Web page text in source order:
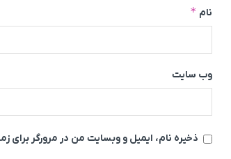
نام *
وب‌ سایت
ذخیره نام، ایمیل و وبسایت من در مرورگر برای